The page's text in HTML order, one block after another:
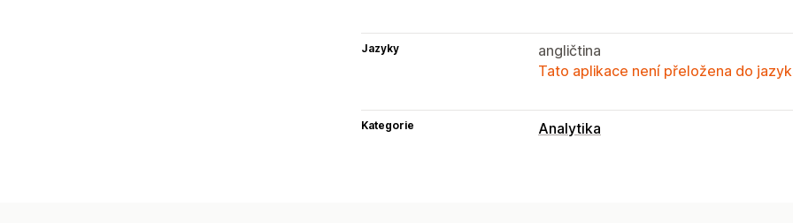
Jazyky
angličtina
Tato aplikace není přeložena do
Kategorie Analytika